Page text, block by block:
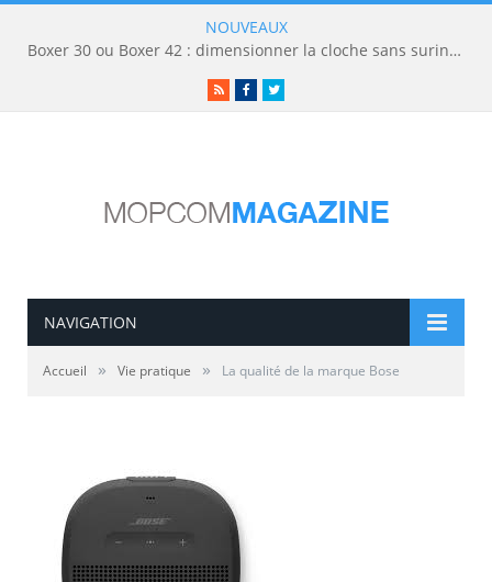
NOUVEAUX
Boxer 30 ou Boxer 42 : dimensionner la cloche sans surinvestir
RSSFacebookTwitter
NAVIGATION
Accueil » Vie pratique » La qualité de la marque Bose